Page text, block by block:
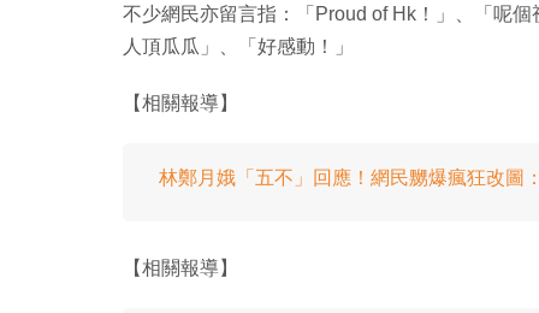
不少網民亦留言指：「Proud of Hk！」、「呢
人頂瓜瓜」、「好感動！」
【相關報導】
林鄭月娥「五不」回應！網民嬲爆瘋狂改圖
【相關報導】